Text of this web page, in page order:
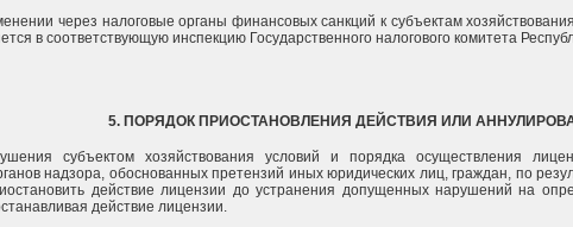
через налоговые органы финансовых санкций к субъектам
в соответствующую инспекцию Государственного налогового комитета
5. ПОРЯДОК ПРИОСТАНОВЛЕНИЯ ДЕЙСТВИЯ ИЛИ
субъектом хозяйствования условий и порядка осуществления
надзора, обоснованных претензий иных юридических лиц, граждан, по
действие лицензии до устранения допущенных нарушений на
действие лицензии.